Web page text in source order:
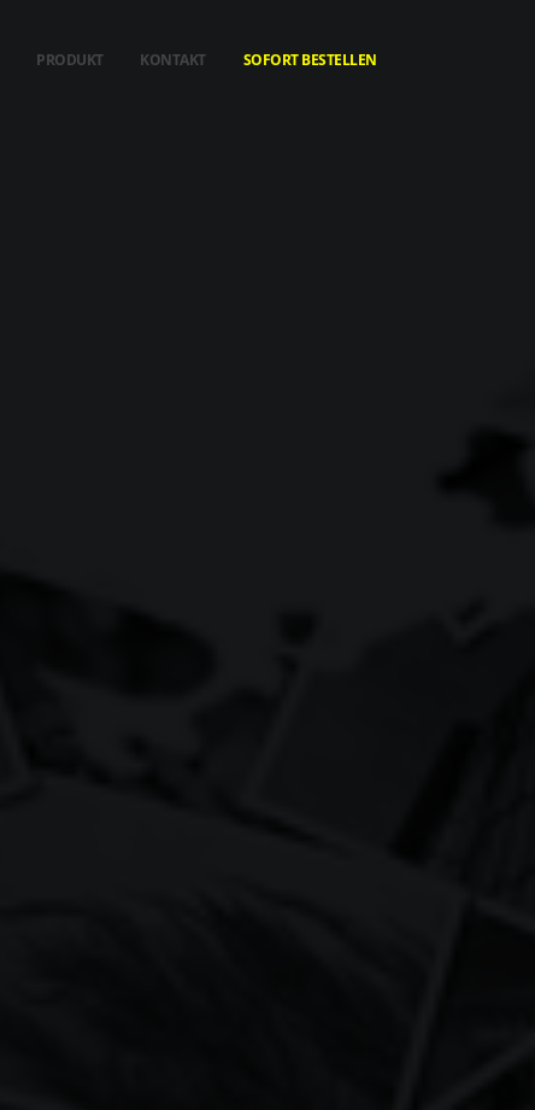
PRODUKT KONTAKT SOFORT BESTELLEN